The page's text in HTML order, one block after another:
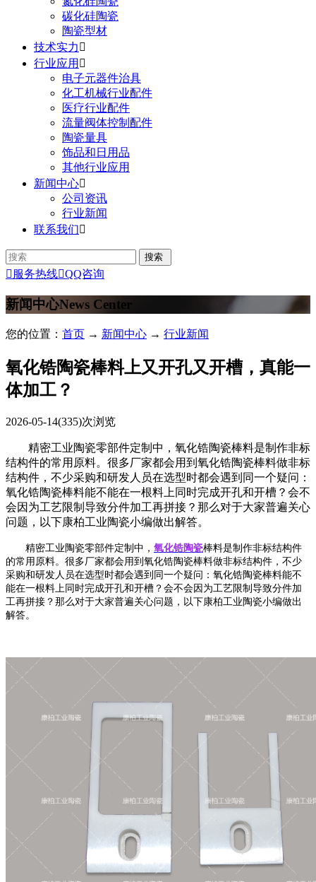
碳化硅陶瓷
陶瓷型材
技术实力 
行业应用 
电子元器件治具
化工机械行业配件
医疗行业配件
流量阀体控制配件
陶瓷量具
饰品和日用品
其他行业应用
新闻中心
公司资讯
行业新闻
联系我们
 服务热线QQ咨询
新闻中心News Center
您的位置： 首页 → 新闻中心 → 行业新闻
氧化锆陶瓷棒料上又开孔又开槽，真能一
体加工？
2026-05-14(335)次浏览
精密工业陶瓷零部件定制中，氧化锆陶瓷棒料是制作非标
结构件的常用原料。很多厂家都会用到氧化锆陶瓷棒料做非标
结构件，不少采购和研发人员在选型时都会遇到同一个疑问：
氧化锆陶瓷棒料能不能在一根料上同时完成开孔和开槽？会不
会因为工艺限制导致分件加工再拼接？那么对于大家普遍关心
问题，以下康柏工业陶瓷小编做出解答。
精密工业陶瓷零部件定制中， 氧化锆陶瓷棒料是制作非标结构件
的常用原料。很多厂家都会用到氧化锆陶瓷棒料做非标结构件，不少
采购和研发人员在选型时都会遇到同一个疑问：氧化锆陶瓷棒料能不
能在一根料上同时完成开孔和开槽？会不会因为工艺限制导致分件加
工再拼接？那么对于大家普遍关心问题，以下康柏工业陶瓷小编做出
解答。